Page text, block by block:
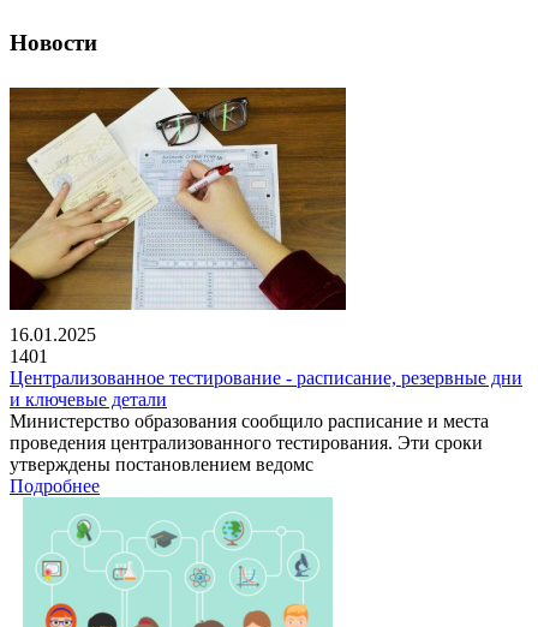
Новости
16.01.2025
1401
Централизованное тестирование - расписание, резервные дни
и ключевые детали
Министерство образования сообщило расписание и места
проведения централизованного тестирования. Эти сроки
утверждены постановлением ведомс
Подробнее